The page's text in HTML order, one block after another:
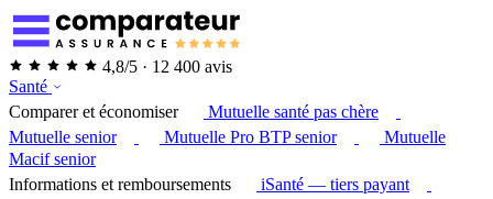
4,8/5 · 12 400 avis
Santé
Comparer et économiser
Mutuelle santé pas chère
Mutuelle senior
Mutuelle Pro BTP senior
Mutuelle
Macif senior
Informations et remboursements
iSanté — tiers payant